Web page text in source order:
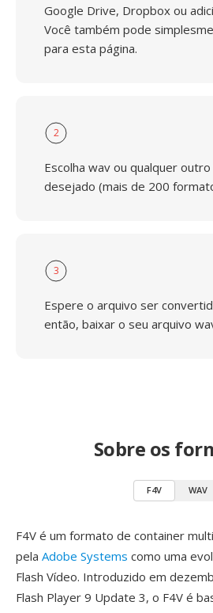
Google Drive, Dropbox ou
Você também pode
para esta página.
2
Escolha wav ou qualquer
desejado (mais de 200
3
Espere o arquivo ser
então, baixar o seu arquivo
Sobre os
F4V WAV
F4V é um formato de container
pela Adobe Systems como uma
Flash Vídeo. Introduzido em
Flash Player 9 Update 3, o F4V é